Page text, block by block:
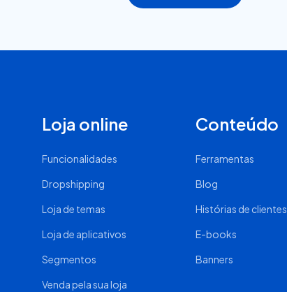
Loja online
Funcionalidades
Dropshipping
Loja de temas
Loja de aplicativos
Segmentos
Venda pela sua loja
Conteúdo
Ferramentas
Blog
Histórias de clientes
E-books
Banners